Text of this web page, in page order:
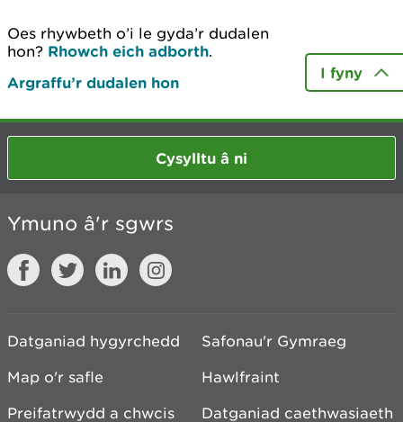
Oes rhywbeth o’i le gyda’r dudalen
hon? Rhowch eich adborth.
Argraffu’r dudalen hon
I fyny
Cysylltu â ni
Ymuno â'r sgwrs
Datganiad hygyrchedd
Safonau'r Gymraeg
Map o'r safle
Hawlfraint
Preifatrwydd a chwcis
Datganiad caethwasiaeth